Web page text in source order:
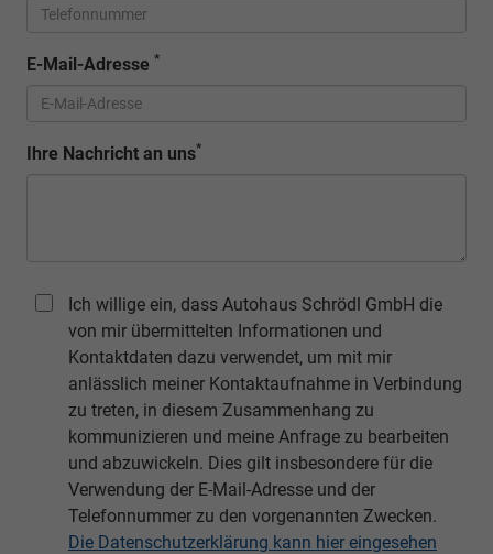
E-Mail-Adresse *
Ihre Nachricht an uns*
Ich willige ein, dass Autohaus Schrödl GmbH die
von mir übermittelten Informationen und
Kontaktdaten dazu verwendet, um mit mir
anlässlich meiner Kontaktaufnahme in Verbindung
zu treten, in diesem Zusammenhang zu
kommunizieren und meine Anfrage zu bearbeiten
und abzuwickeln. Dies gilt insbesondere für die
Verwendung der E-Mail-Adresse und der
Telefonnummer zu den vorgenannten Zwecken.
Die Datenschutzerklärung kann hier eingesehen